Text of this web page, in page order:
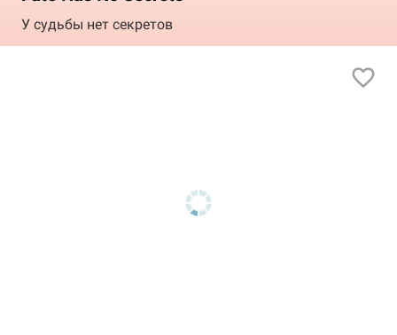
У судьбы нет секретов